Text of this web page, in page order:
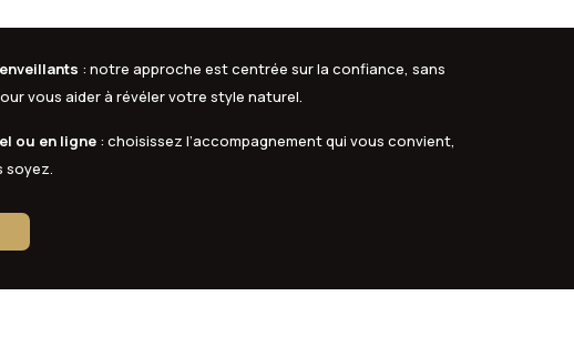
: notre approche est centrée sur la confiance, sans
vous aider à révéler votre style naturel.
ou en ligne: choisissez l’accompagnement qui vous convient,
soyez.